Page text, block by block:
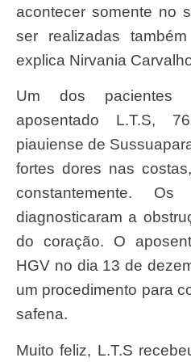
acontecer somente no
ser realizadas
explica Nirvania
Um dos pacientes beneficiados foi o
aposentado L.T.S,
piauiense de
fortes dores nas
constantemente. Os
diagnosticaram a
do coração. O
HGV no dia 13 de
um procedimento para
safena.
Muito feliz, L.T.S recebeu alta hospitalar nesta